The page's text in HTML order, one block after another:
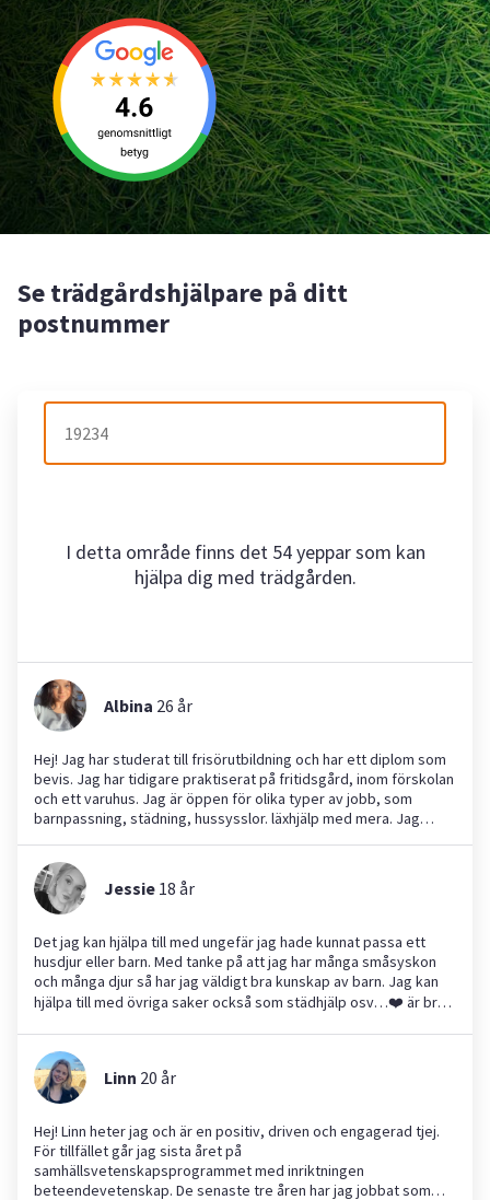
Se trädgårdshjälpare på ditt
postnummer
I detta område finns det 54 yeppar som kan
hjälpa dig med trädgården.
Albina 26 år
Hej! Jag har studerat till frisörutbildning och har ett diplom som
bevis. Jag har tidigare praktiserat på fritidsgård, inom förskolan
och ett varuhus. Jag är öppen för olika typer av jobb, som
barnpassning, städning, hussysslor. läxhjälp med mera. Jag
mer om arbetslivet. Att socialisera och ta hänsyn till andra är
viktigt för mig. Som person är jag hjälpsam, ansvarsfull,
stresstålig, noggrann, organiserad, pålitlig och ambitiös. Jag
ser fram emot att få hjälpa till och skapa nya minnen tillsammans
med er!
Jessie 18 år
Det jag kan hjälpa till med ungefär jag hade kunnat passa ett
husdjur eller barn. Med tanke på att jag har många småsyskon
och många djur så har jag väldigt bra kunskap av barn. Jag kan
hjälpa till med övriga saker också som städhjälp osv…❤️ är bra
Linn 20 år
Hej! Linn heter jag och är en positiv, driven och engagerad tjej.
För tillfället går jag sista året på
samhällsvetenskapsprogrammet med inriktningen
beteendevetenskap. De senaste tre åren har jag jobbat som